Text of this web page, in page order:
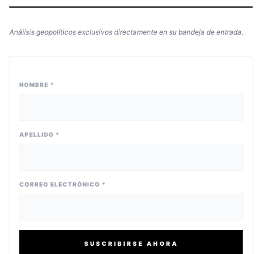
Análisis geopolíticos exclusivos directamente en su bandeja de entrada.
NOMBRE *
APELLIDO *
CORREO ELECTRÓNICO *
SUSCRIBIRSE AHORA